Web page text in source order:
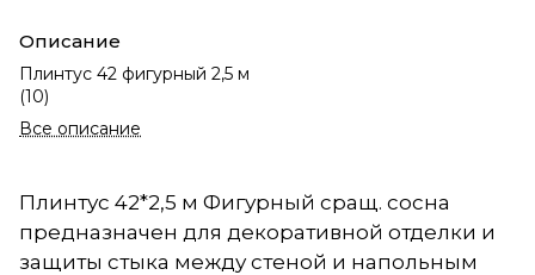
Описание
Плинтус 42 фигурный 2,5 м
(10)
Все описание
Плинтус 42*2,5 м Фигурный сращ. сосна
предназначен для декоративной отделки и
защиты стыка между стеной и напольным